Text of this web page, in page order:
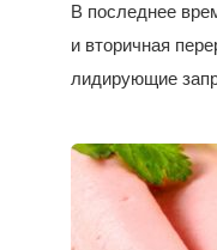
В последнее
и вторичная
лидирующие